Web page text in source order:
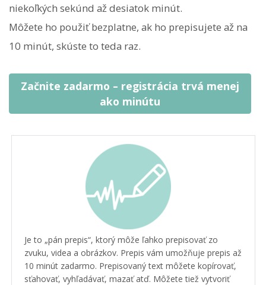
niekoľkých sekúnd až desiatok minút.
Môžete ho použiť bezplatne, ak ho prepisujete až na
10 minút, skúste to teda raz.
Začnite zadarmo – registrácia trvá menej
ako minútu
Je to „pán prepis“, ktorý môže ľahko prepisovať zo
zvuku, videa a obrázkov. Prepis vám umožňuje prepis až
10 minút zadarmo. Prepisovaný text môžete kopírovať,
sťahovať, vyhľadávať, mazať atď. Môžete tiež vytvoriť